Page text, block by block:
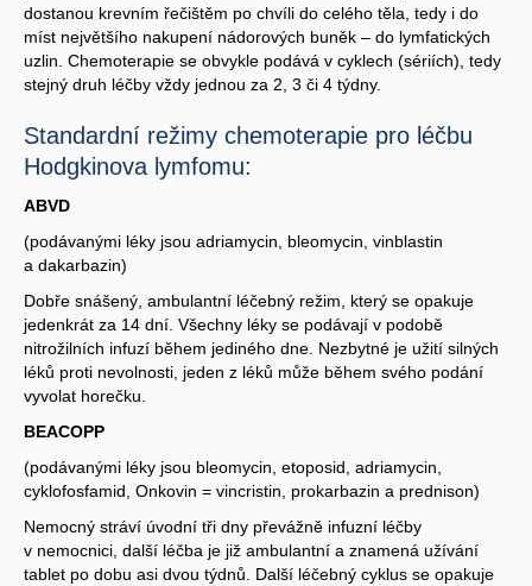
dostanou krevním řečištěm po chvíli do celého těla, tedy i do
míst největšího nakupení nádorových buněk – do lymfatických
uzlin. Chemoterapie se obvykle podává v cyklech (sériích), tedy
stejný druh léčby vždy jednou za 2, 3 či 4 týdny.
Standardní režimy chemoterapie pro léčbu
Hodgkinova lymfomu:
ABVD
(podávanými léky jsou adriamycin, bleomycin, vinblastin
a dakarbazin)
Dobře snášený, ambulantní léčebný režim, který se opakuje
jedenkrát za 14 dní. Všechny léky se podávají v podobě
nitrožilních infuzí během jediného dne. Nezbytné je užití silných
léků proti nevolnosti, jeden z léků může během svého podání
vyvolat horečku.
BEACOPP
(podávanými léky jsou bleomycin, etoposid, adriamycin,
cyklofosfamid, Onkovin = vincristin, prokarbazin a prednison)
Nemocný stráví úvodní tři dny převážně infuzní léčby
v nemocnici, další léčba je již ambulantní a znamená užívání
tablet po dobu asi dvou týdnů. Další léčebný cyklus se opakuje